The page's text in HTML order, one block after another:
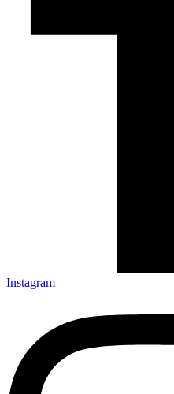
Instagram